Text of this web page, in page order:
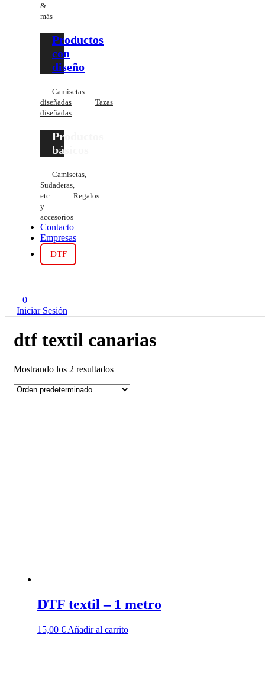
&
más
Productos
con
diseño
Camisetas
diseñadas
Tazas
diseñadas
Productos
básicos
Camisetas,
Sudaderas,
etc
Regalos
y
accesorios
Contacto
Empresas
DTF
0
Iniciar Sesión
dtf textil canarias
Mostrando los 2 resultados
DTF textil – 1 metro
15,00 € Añadir al carrito